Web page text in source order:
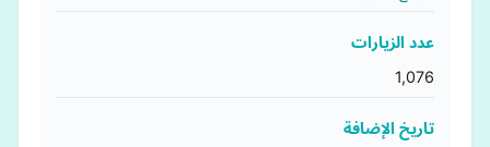
عدد الزيارات
1,076
تاريخ الإضافة